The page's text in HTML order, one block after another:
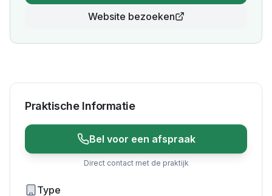
Website bezoeken
Praktische Informatie
Bel voor een afspraak
Direct contact met de praktijk
Type